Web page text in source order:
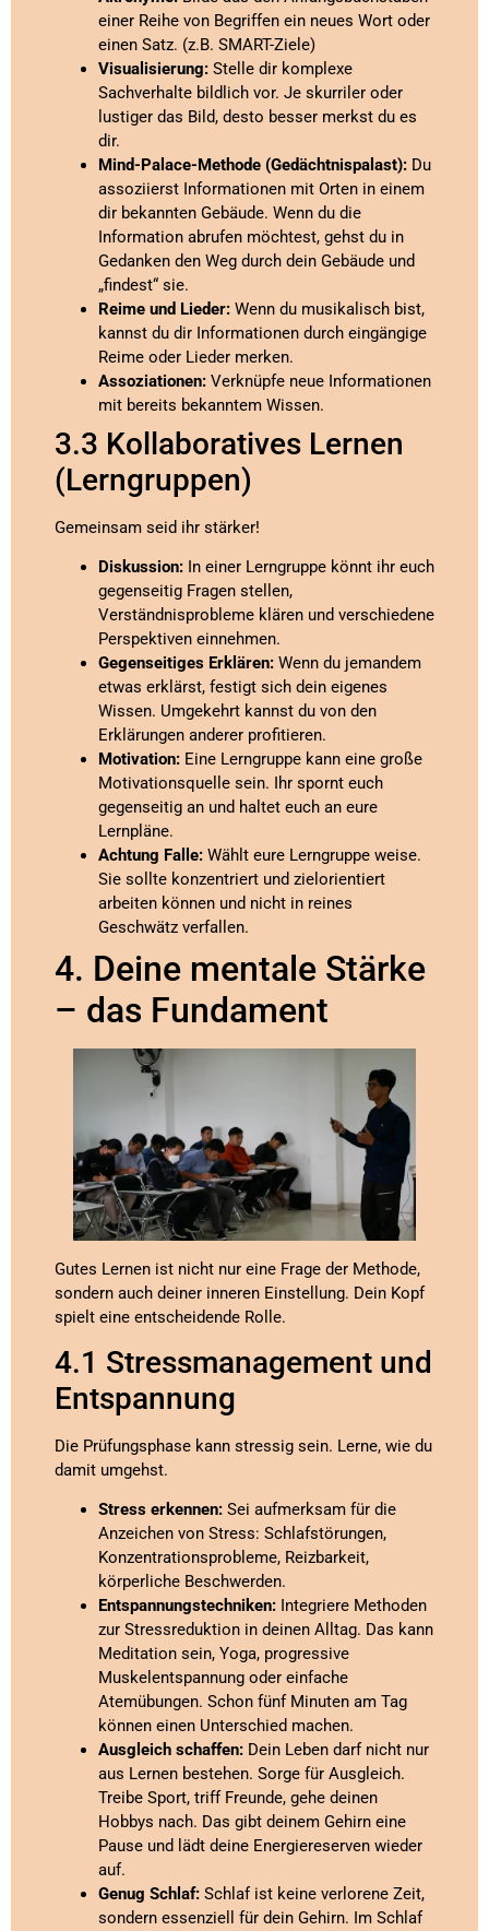
einer Reihe von Begriffen ein neues Wort oder
einen Satz. (z.B. SMART-Ziele)
Visualisierung: Stelle dir komplexe
Sachverhalte bildlich vor. Je skurriler oder
lustiger das Bild, desto besser merkst du es
dir.
Mind-Palace-Methode (Gedächtnispalast): Du
assoziierst Informationen mit Orten in einem
dir bekannten Gebäude. Wenn du die
Information abrufen möchtest, gehst du in
Gedanken den Weg durch dein Gebäude und
„findest“ sie.
Reime und Lieder: Wenn du musikalisch bist,
kannst du dir Informationen durch eingängige
Reime oder Lieder merken.
Assoziationen: Verknüpfe neue Informationen
mit bereits bekanntem Wissen.
3.3 Kollaboratives Lernen
(Lerngruppen)
Gemeinsam seid ihr stärker!
Diskussion: In einer Lerngruppe könnt ihr euch
gegenseitig Fragen stellen,
Verständnisprobleme klären und verschiedene
Perspektiven einnehmen.
Gegenseitiges Erklären: Wenn du jemandem
etwas erklärst, festigt sich dein eigenes
Wissen. Umgekehrt kannst du von den
Erklärungen anderer profitieren.
Motivation: Eine Lerngruppe kann eine große
Motivationsquelle sein. Ihr spornt euch
gegenseitig an und haltet euch an eure
Lernpläne.
Achtung Falle: Wählt eure Lerngruppe weise.
Sie sollte konzentriert und zielorientiert
arbeiten können und nicht in reines
Geschwätz verfallen.
4. Deine mentale Stärke
– das Fundament
Gutes Lernen ist nicht nur eine Frage der Methode,
sondern auch deiner inneren Einstellung. Dein Kopf
spielt eine entscheidende Rolle.
4.1 Stressmanagement und
Entspannung
Die Prüfungsphase kann stressig sein. Lerne, wie du
damit umgehst.
Stress erkennen: Sei aufmerksam für die
Anzeichen von Stress: Schlafstörungen,
Konzentrationsprobleme, Reizbarkeit,
körperliche Beschwerden.
Entspannungstechniken: Integriere Methoden
zur Stressreduktion in deinen Alltag. Das kann
Meditation sein, Yoga, progressive
Muskelentspannung oder einfache
Atemübungen. Schon fünf Minuten am Tag
können einen Unterschied machen.
Ausgleich schaffen: Dein Leben darf nicht nur
aus Lernen bestehen. Sorge für Ausgleich.
Treibe Sport, triff Freunde, gehe deinen
Hobbys nach. Das gibt deinem Gehirn eine
Pause und lädt deine Energiereserven wieder
auf.
Genug Schlaf: Schlaf ist keine verlorene Zeit,
sondern essenziell für dein Gehirn. Im Schlaf